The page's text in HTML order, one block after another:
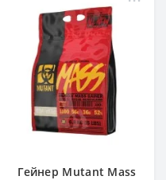
Гейнер Mutant Mass